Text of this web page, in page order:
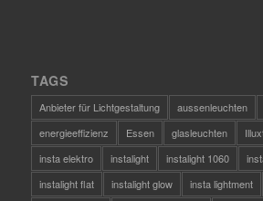
TAGS
Anbieter für Lichtgestaltung aussenleuchten
energieeffizienz
Essen glasleuchten
insta elektro
instalight instalight 1060
instalight flat
instalight glow insta lightment